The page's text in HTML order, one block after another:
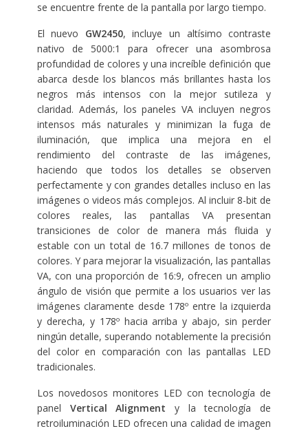
se encuentre frente de la pantalla por largo tiempo.
El nuevo GW2450, incluye un altísimo contraste
nativo de 5000:1 para ofrecer una asombrosa
profundidad de colores y una increíble definición que
abarca desde los blancos más brillantes hasta los
negros más intensos con la mejor sutileza y
claridad. Además, los paneles VA incluyen negros
intensos más naturales y minimizan la fuga de
iluminación, que implica una mejora en el
rendimiento del contraste de las imágenes,
haciendo que todos los detalles se observen
perfectamente y con grandes detalles incluso en las
imágenes o videos más complejos. Al incluir 8-bit de
colores reales, las pantallas VA presentan
transiciones de color de manera más fluida y
estable con un total de 16.7 millones de tonos de
colores. Y para mejorar la visualización, las pantallas
VA, con una proporción de 16:9, ofrecen un amplio
ángulo de visión que permite a los usuarios ver las
imágenes claramente desde 178º entre la izquierda
y derecha, y 178º hacia arriba y abajo, sin perder
ningún detalle, superando notablemente la precisión
del color en comparación con las pantallas LED
tradicionales.
Los novedosos monitores LED con tecnología de
panel Vertical Alignment y la tecnología de
retroiluminación LED ofrecen una calidad de imagen